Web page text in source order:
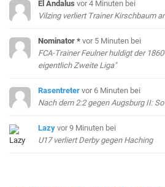
El Andalus vor 4 Minuten bei
Vilzing verliert Trainer Kirschbaum
Nominator * vor 5 Minuten bei
FCA-Trainer Feulner huldigt der
eigentlich Zweite Liga"
Rasentreter vor 6 Minuten bei
Nach dem 2:2 gegen Augsburg II:
Lazy vor 9 Minuten bei
U17 verliert Derby gegen Haching